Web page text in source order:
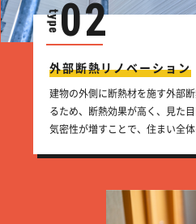
02
外部断熱リノベーション
建物の外側に断熱材を施す外部
るため、断熱効果が高く、見た目
気密性が増すことで、住まい全